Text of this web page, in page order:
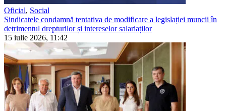
Oficial, Social
Sindicatele condamnă tentativa de modificare a legislației muncii în
detrimentul drepturilor și intereselor salariaților
15 iulie 2026, 11:42